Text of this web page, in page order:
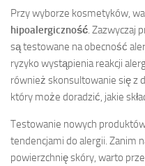
Przy wyborze kosmetyków,
hipoalergiczność. Zazwyczaj
są testowane na obecność
ryzyko wystąpienia reakcji
również skonsultowanie się z
który może doradzić, jakie
Testowanie nowych
tendencjami do alergii. Zanim
powierzchnię skóry, warto